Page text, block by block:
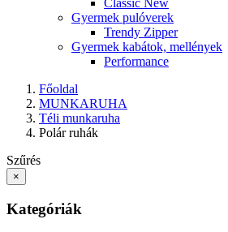
Classic New
Gyermek pulóverek
Trendy Zipper
Gyermek kabátok, mellények
Performance
Főoldal
MUNKARUHA
Téli munkaruha
Polár ruhák
Szűrés
×
Kategóriák